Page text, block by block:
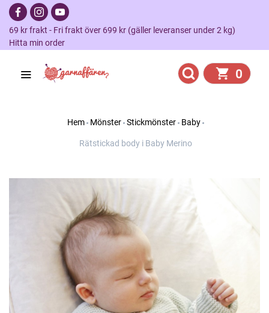
69 kr frakt - Fri frakt över 699 kr (gäller leveranser under 2 kg)
Hitta min order
0
Hem Mönster Stickmönster Baby
Rätstickad body i Baby Merino